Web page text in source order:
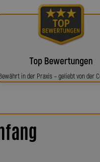
Top Bewertungen
in der Praxis – geliebt von der